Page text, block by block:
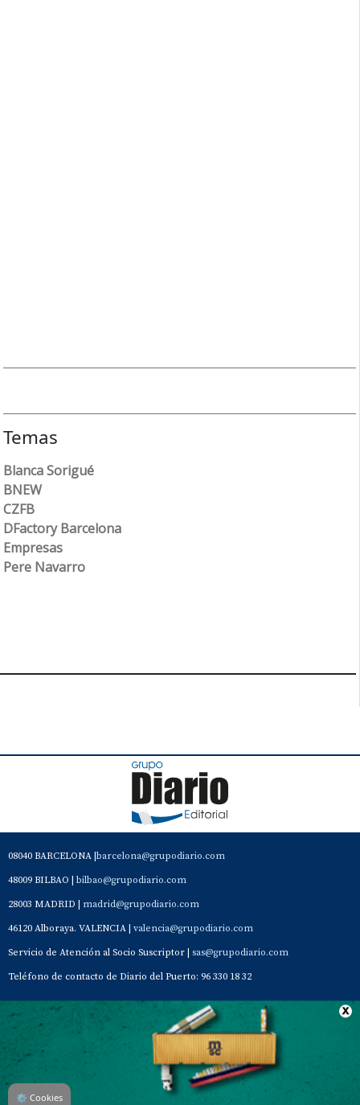
Temas
Blanca Sorigué
BNEW
CZFB
DFactory Barcelona
Empresas
Pere Navarro
08040 BARCELONA | barcelona@grupodiario.com
48009 BILBAO | bilbao@grupodiario.com
28003 MADRID | madrid@grupodiario.com
46120 Alboraya. VALENCIA | valencia@grupodiario.com
Servicio de Atención al Socio Suscriptor | sas@grupodiario.com
Teléfono de contacto de Diario del Puerto: 96 330 18 32
Contacto Aviso Legal Quiénes somos Política de privacidad
⚙ Cookies